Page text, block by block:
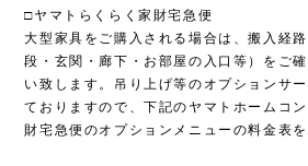
□ヤマトらくらく家財宅急便
大型家具をご購入される場合は、搬入経
段・玄関・廊下・お部屋の入口等）をご
い致します。吊り上げ等のオプションサ
ておりますので、下記のヤマトホームコ
財宅急便のオプションメニューの料金表